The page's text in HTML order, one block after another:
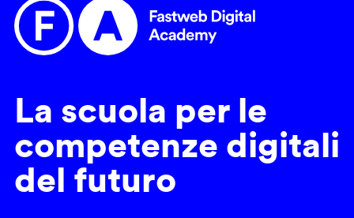
La scuola per le
competenze digitali
del futuro